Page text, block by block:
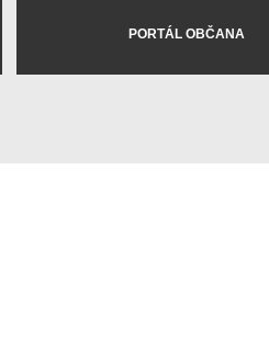
PORTÁL OBČANA